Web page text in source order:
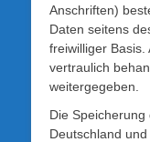
Anschriften)
Daten seitens
freiwilliger
vertraulich
weitergegeben.
Die
Deutschland